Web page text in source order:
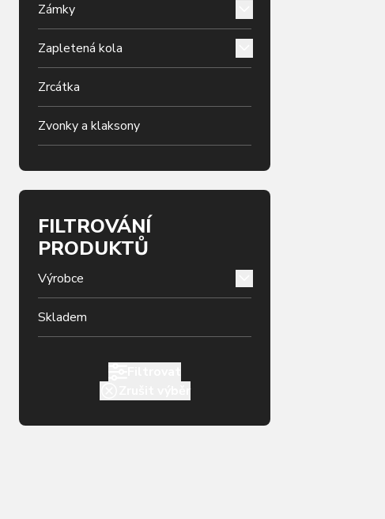
Zámky
Zapletená kola
Zrcátka
Zvonky a klaksony
FILTROVÁNÍ
PRODUKTŮ
Výrobce
Skladem